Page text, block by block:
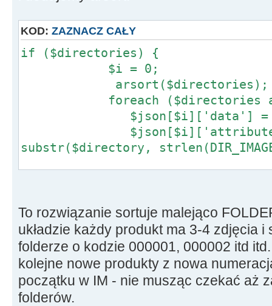
}
KOD: ZAZNACZ CAŁY
if ($directories) {
$i = 0;
arsort($directories);
foreach ($directories as
$json[$i]['data'] =
substr($directory,
if ($children) {
}
To rozwiązanie sortuje malejąco
układzie każdy produkt ma 3-4 zdjęcia
folderze o kodzie 000001, 000002 itd
kolejne nowe produkty z nowa
początku w IM - nie musząc czekać aż
folderów.